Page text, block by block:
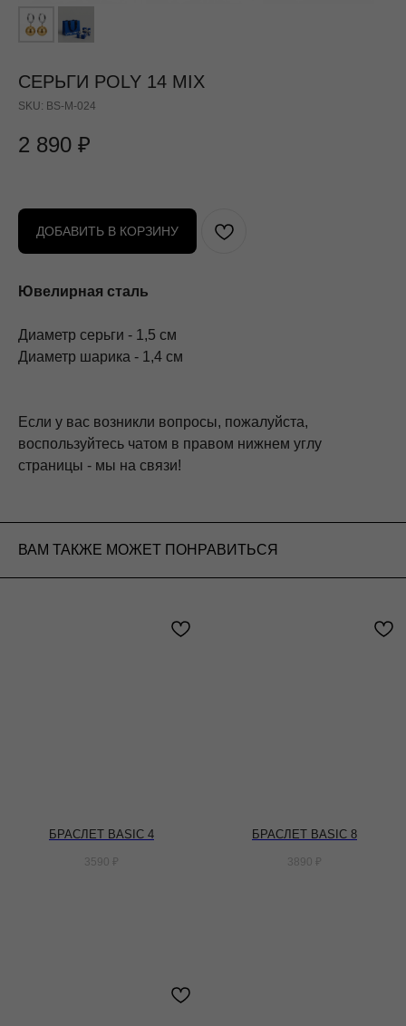
СЕРЬГИ POLY 14 MIX
SKU: BS-M-024
2 890 ₽
ДОБАВИТЬ В КОРЗИНУ
Ювелирная сталь
Диаметр серьги - 1,5 см
Диаметр шарика - 1,4 см
Если у вас возникли вопросы, пожалуйста,
воспользуйтесь чатом в правом нижнем углу
страницы - мы на связи!
ВАМ ТАКЖЕ МОЖЕТ ПОНРАВИТЬСЯ
БРАСЛЕТ BASIC 4
3590 ₽
БРАСЛЕТ BASIC 8
3890 ₽